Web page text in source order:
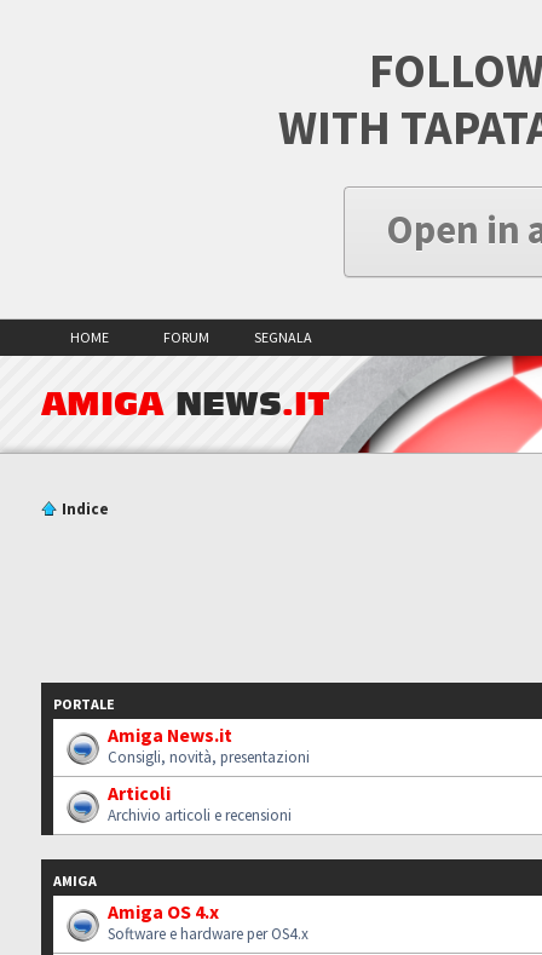
WITH
Open in
HOME FORUM SEGNALA
AMIGA NEWS.IT
Indice
PORTALE
Amiga News.it
Consigli, novità, presentazioni
Articoli
Archivio articoli e recensioni
AMIGA
Amiga OS 4.x
Software e hardware per OS4.x